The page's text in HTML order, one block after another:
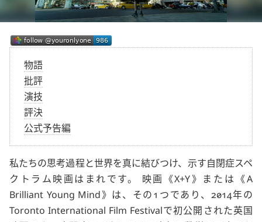
物語
批評
演技
評決
公式予告編
私たちの思考過程と世界を真に結びつけ、示す自閉症スペ
クトラム映画はまれです。 映画
X+Y または
A
Brilliant Young Mind
は、その1つであり、2014年の
Toronto International Film Festivalで初公開された英国